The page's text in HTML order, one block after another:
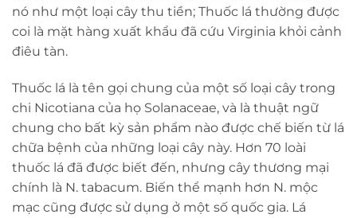
nó như một loại cây thu tiền; Thuốc lá thường được
coi là mặt hàng xuất khẩu đã cứu Virginia khỏi cảnh
điêu tàn.
Thuốc lá là tên gọi chung của một số loại cây trong
chi Nicotiana của họ Solanaceae, và là thuật ngữ
chung cho bất kỳ sản phẩm nào được chế biến từ lá
chữa bệnh của những loại cây này. Hơn 70 loài
thuốc lá đã được biết đến, nhưng cây thương mại
chính là N. tabacum. Biến thể mạnh hơn N. mộc
mạc cũng được sử dụng ở một số quốc gia. Lá